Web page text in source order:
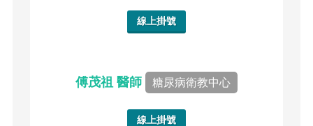
線上掛號
傅茂祖 醫師 糖尿病衛教中心
線上掛號